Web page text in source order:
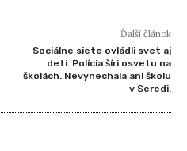
Ďalší článok
Sociálne siete ovládli svet aj
deti. Polícia šíri osvetu na
školách. Nevynechala ani školu
v Seredi.